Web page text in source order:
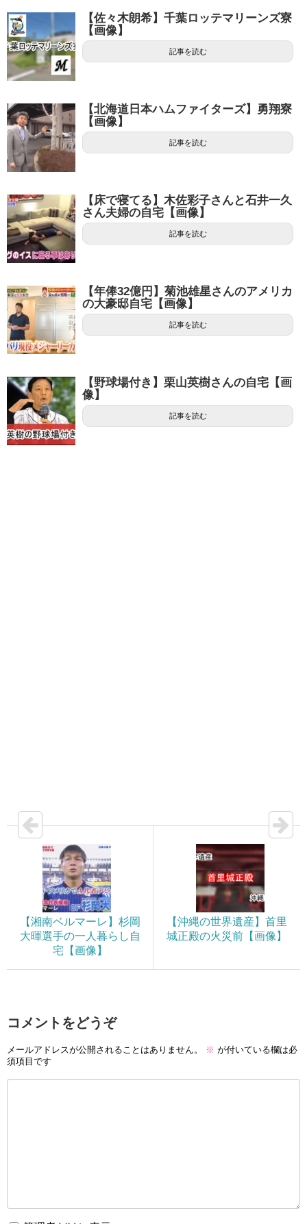
【佐々木朗希】千葉ロッテマリーンズ寮
【画像】
記事を読む
【北海道日本ハムファイターズ】勇翔寮
【画像】
記事を読む
【床で寝てる】木佐彩子さんと石井一久
さん夫婦の自宅【画像】
記事を読む
【年俸32億円】菊池雄星さんのアメリカ
の大豪邸自宅【画像】
記事を読む
【野球場付き】栗山英樹さんの自宅【画
像】
記事を読む
【湘南ベルマーレ】杉岡
大暉選手の一人暮らし自
宅【画像】
【沖縄の世界遺産】首里
城正殿の火災前【画像】
コメントをどうぞ
メールアドレスが公開されることはありません。 ※ が付いている欄は必
須項目です